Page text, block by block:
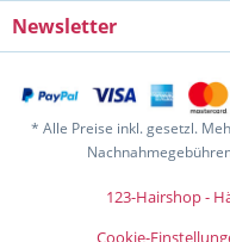
Newsletter
* Alle Preise inkl. gesetzl.
123-Hairshop -
Cookie-